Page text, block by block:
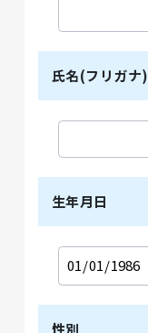
氏名(フリガナ)
生年月日
性別